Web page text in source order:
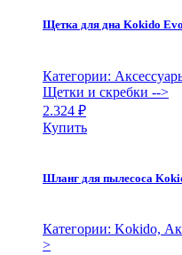
Щетка для дна Kokido
Категории:
Щетки и скребки -->
2.324 ₽
Купить
Шланг для пылесоса
Категории: Kokido,
>